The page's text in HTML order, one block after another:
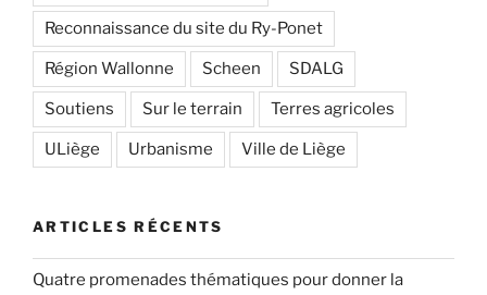
Reconnaissance du site du Ry-Ponet
Région Wallonne Scheen SDALG
Soutiens Sur le terrain Terres agricoles
ULiège Urbanisme Ville de Liège
ARTICLES RÉCENTS
Quatre promenades thématiques pour donner la